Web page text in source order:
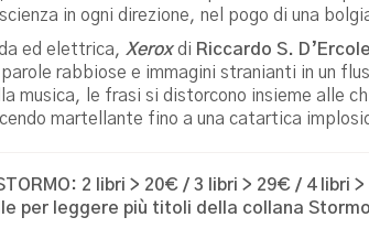
in ogni direzione, nel pogo di una
ed elettrica, Xeroxdi Riccardo S. D’Ercole
rabbiose e immagini stranianti in un
musica, le frasi si distorcono insieme alle
martellante fino a una catartica
2 libri > 20€ / 3 libri > 29€ / 4 libri
per leggere più titoli della collana